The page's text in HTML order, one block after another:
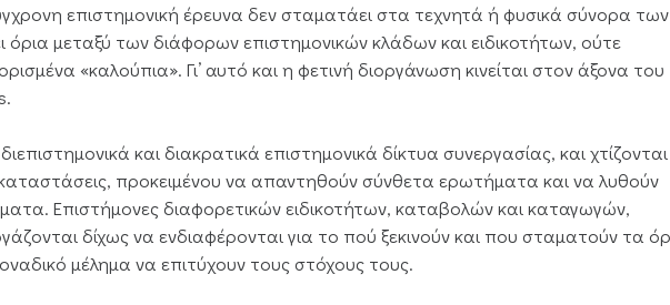
επιστημονική έρευνα δεν σταματάει στα τεχνητά ή φυσικά σύνορα των
όρια μεταξύ των διάφορων επιστημονικών κλάδων και ειδικοτήτων, ούτε
«καλούπια». Γι’ αυτό και η φετινή διοργάνωση κινείται στον άξονα του
και διακρατικά επιστημονικά δίκτυα συνεργασίας, και χτίζονται
προκειμένου να απαντηθούν σύνθετα ερωτήματα και να λυθούν
Επιστήμονες διαφορετικών ειδικοτήτων, καταβολών και καταγωγών,
δίχως να ενδιαφέρονται για το πού ξεκινούν και που σταματούν τα
μέλημα να επιτύχουν τους στόχους τους.